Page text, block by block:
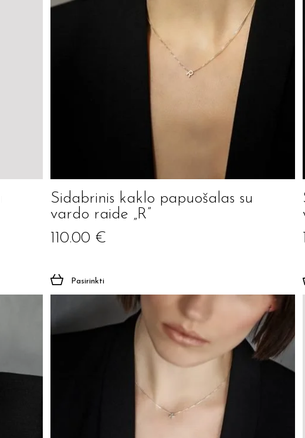
Sidabrinis kaklo papuošalas su
vardo raide „R”
110.00 €
Pasirinkti